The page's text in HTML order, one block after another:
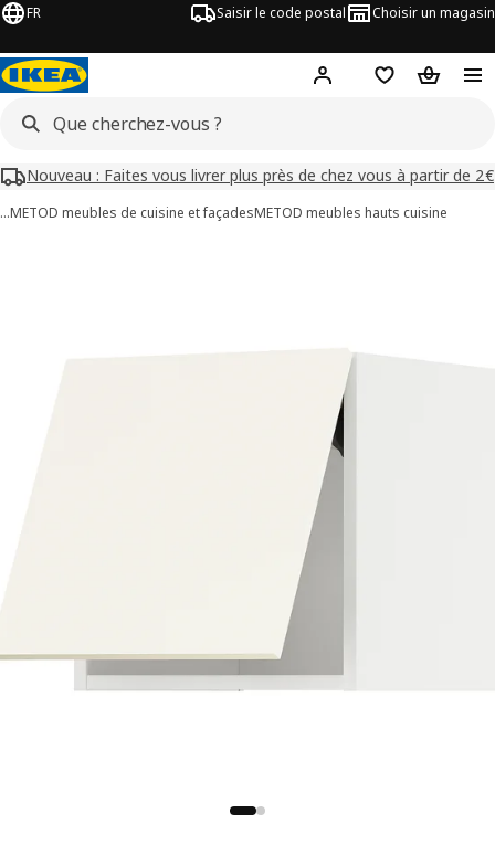
FR Saisir le code postal Choisir un magasin
Mon compteFavorisPanier
Nouveau : Faites vous livrer plus près de chez vous à partir de 2€
…METOD meubles de cuisine et façadesMETOD meubles hauts cuisine